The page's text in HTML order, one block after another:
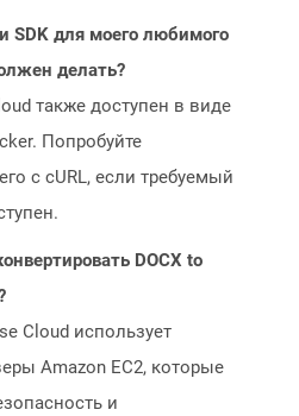
SDK для моего любимого
делать?
также доступен в виде
Попробуйте
с cURL, если требуемый
DOCX to
Cloud использует
Amazon EC2, которые
и